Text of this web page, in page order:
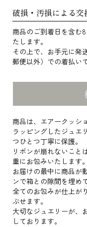
破損・汚損による交
商品のご到着日を含む
たします。
その上で、お手元に発
郵便以外）での着払い
商品は、エアークッシ
ラッピングしたジュエ
つひとつ丁寧に保護。
リボンが崩れないこと
重にお包みいたします。
お届けの最中に商品が
ンで箱との隙間を埋め
全てのお包みが仕上が
ぶせます。
大切なジュエリーが、
しております。